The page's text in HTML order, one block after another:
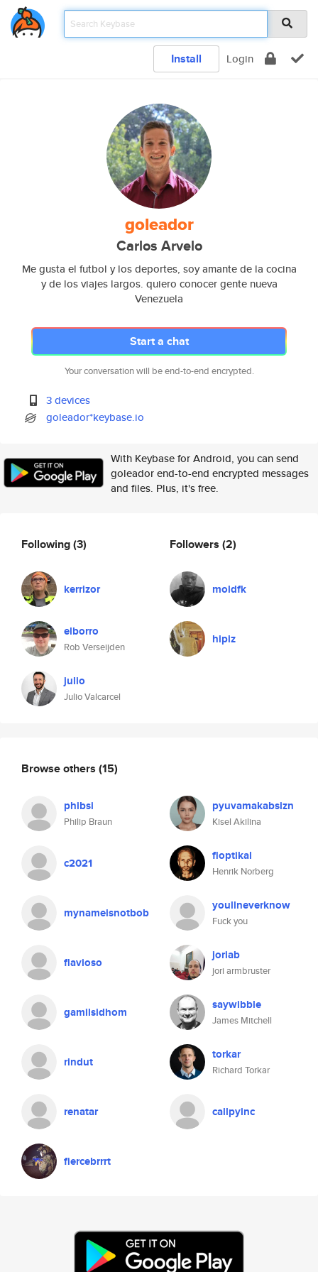
Install Login
goleador
Carlos Arvelo
Me gusta el futbol y los deportes, soy amante de la cocina
y de los viajes largos. quiero conocer gente nueva
Venezuela
Start a chat
Your conversation will be end-to-end encrypted.
3 devices
goleador*keybase.io
With Keybase for Android, you can send
goleador end-to-end encrypted messages
and files. Plus, it's free.
Following(3)
kerrizor
elborro
Rob Verseijden
julio
Julio Valcarcel
Followers (2)
moldfk
hipiz
Browse others (15)
phibsi
Philip Braun
pyuvamakabsizn
Kisel Akilina
c2021 floptikal
Henrik Norberg
mynameisnotbob youllneverknow
Fuck you
flavioso joriab
jori armbruster
gamilsidhom saywibble
James Mitchell
rindut torkar
Richard Torkar
renatar callpyinc
fiercebrrrt